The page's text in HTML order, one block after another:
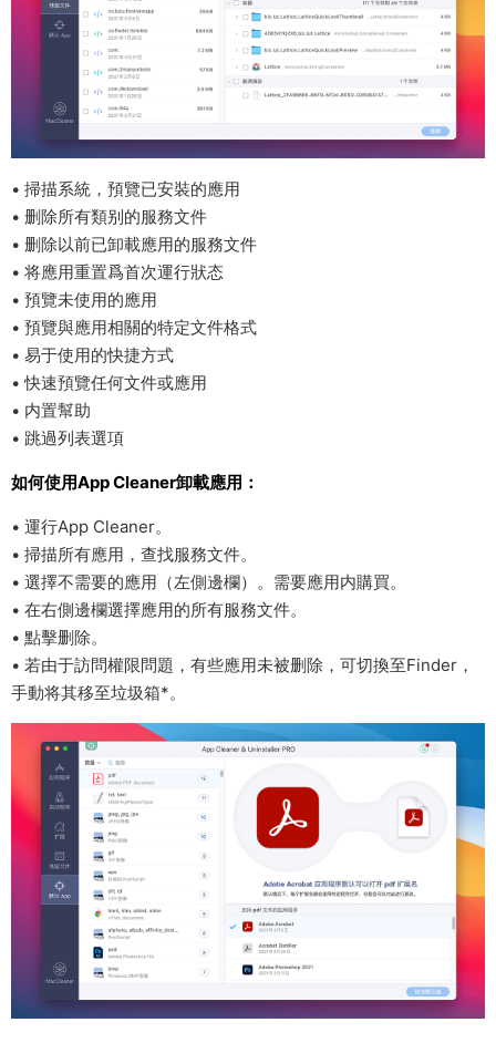
• 掃描系統，預覽已安裝的應用
• 删除所有類别的服務文件
• 删除以前已卸載應用的服務文件
• 将應用重置爲首次運行狀态
• 預覽未使用的應用
• 預覽與應用相關的特定文件格式
• 易于使用的快捷方式
• 快速預覽任何文件或應用
• 内置幫助
• 跳過列表選項
如何使用App Cleaner卸載應用：
• 運行App Cleaner。
• 掃描所有應用，查找服務文件。
• 選擇不需要的應用（左側邊欄）。需要應用内購買。
• 在右側邊欄選擇應用的所有服務文件。
• 點擊删除。
• 若由于訪問權限問題，有些應用未被删除，可切換至Finder，
手動将其移至垃圾箱*。